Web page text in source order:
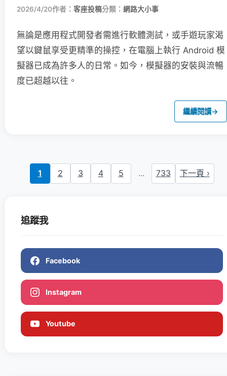
2026/4/20作者： 客座投稿分類： 網路大小事
無論是應用程式開發者需進行軟體測試，或手遊玩家渴
望以鍵鼠享受更精準的操控，在電腦上執行 Android 模
擬器已成為許多人的日常。如今，模擬器的安裝與流暢
度已超越以往。
繼續閱讀→
1 2 3 4 5 ... 733 下一頁 ›
追蹤我
Facebook
Instagram
Youtube